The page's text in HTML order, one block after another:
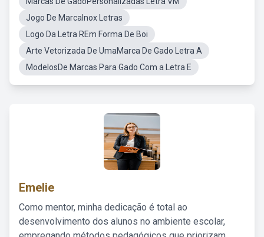
Jogo De MarcaInox Letras
Logo Da Letra REm Forma De Boi
Arte Vetorizada De UmaMarca De Gado Letra A
ModelosDe Marcas Para Gado Com a Letra E
Emelie
Como mentor, minha dedicação é total ao
desenvolvimento dos alunos no ambiente escolar,